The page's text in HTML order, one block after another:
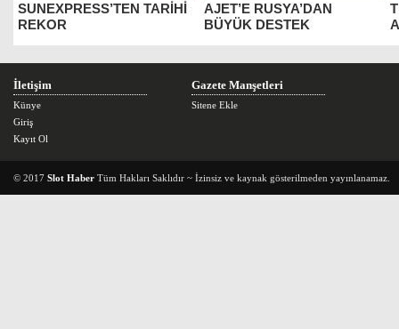
SUNEXPRESS’TEN TARİHİ
REKOR
AJET’E RUSYA’DAN
BÜYÜK DESTEK
İletişim
Künye
Giriş
Kayıt Ol
Gazete Manşetleri
Sitene Ekle
© 2017 Slot Haber Tüm Hakları Saklıdır ~ İzinsiz ve kaynak gösterilmeden yayınlanamaz.